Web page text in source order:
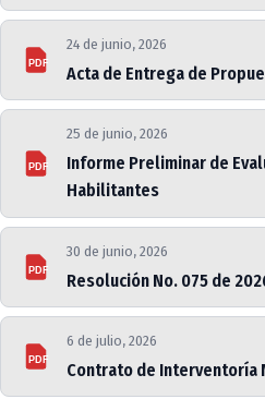
PDF
24 de junio, 2026
Acta de Entrega de
PDF
25 de junio, 2026
Informe Preliminar de
Habilitantes
PDF
30 de junio, 2026
Resolución No. 075 de
PDF
6 de julio, 2026
Contrato de Interventoría